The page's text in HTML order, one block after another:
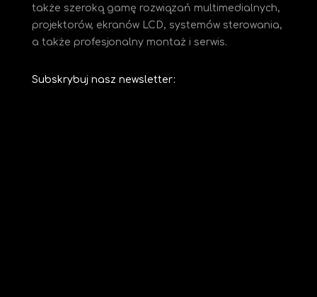
także szeroką gamę rozwiązań multimedialnych,
projektorów, ekranów LCD, systemów sterowania,
a także profesjonalny montaż i serwis.
Subskrybuj nasz newsletter: